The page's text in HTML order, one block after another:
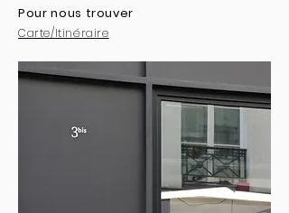
Pour nous trouver
Carte/Itinéraire